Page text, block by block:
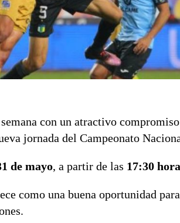
con un atractivo
jornada del Campeonato
de mayo, a partir de las 17:30
como una buena oportunidad